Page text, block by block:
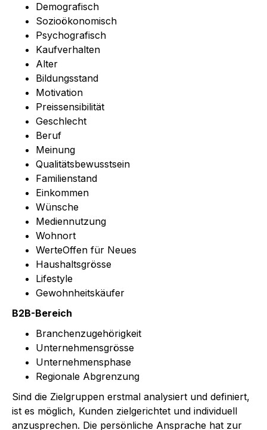
Demografisch
Sozioökonomisch
Psychografisch
Kaufverhalten
Alter
Bildungsstand
Motivation
Preissensibilität
Geschlecht
Beruf
Meinung
Qualitätsbewusstsein
Familienstand
Einkommen
Wünsche
Mediennutzung
Wohnort
WerteOffen für Neues
Haushaltsgrösse
Lifestyle
Gewohnheitskäufer
B2B-Bereich
Branchenzugehörigkeit
Unternehmensgrösse
Unternehmensphase
Regionale Abgrenzung
Sind die Zielgruppen erstmal analysiert und definiert,
ist es möglich, Kunden zielgerichtet und individuell
anzusprechen. Die persönliche Ansprache hat zur